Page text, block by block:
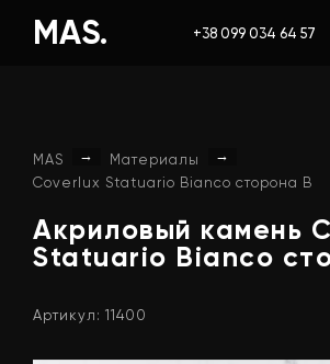
MAS. +38 099 034 64 57
MAS → Материалы
→
Coverlux Statuario Bianco сторона B
Акриловый камень
Statuario Bianco
Артикул: 11400